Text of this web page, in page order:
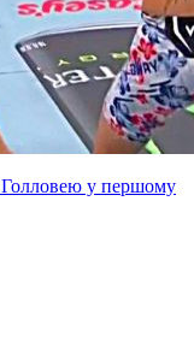
Голловею у першому